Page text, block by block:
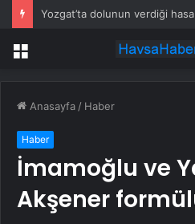
Yozgat’ta dolunun verdiği
Menü
Anasayfa / Haber
Haber
İmamoğlu ve
Akşener